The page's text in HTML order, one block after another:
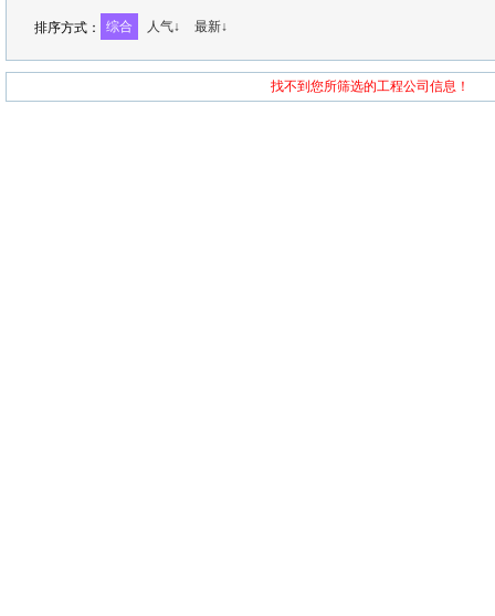
排序方式： 综合 人气↓ 最新↓
找不到您所筛选的工程公司信息！